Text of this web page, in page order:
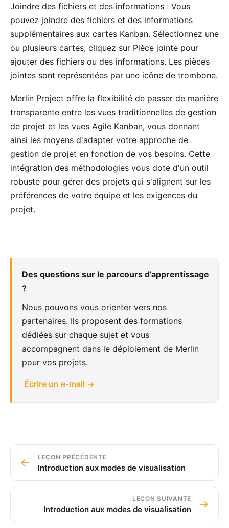
Joindre des fichiers et des informations : Vous
pouvez joindre des fichiers et des informations
supplémentaires aux cartes Kanban. Sélectionnez une
ou plusieurs cartes, cliquez sur Pièce jointe pour
ajouter des fichiers ou des informations. Les pièces
jointes sont représentées par une icône de trombone.
Merlin Project offre la flexibilité de passer de manière
transparente entre les vues traditionnelles de gestion
de projet et les vues Agile Kanban, vous donnant
ainsi les moyens d'adapter votre approche de
gestion de projet en fonction de vos besoins. Cette
intégration des méthodologies vous dote d'un outil
robuste pour gérer des projets qui s'alignent sur les
préférences de votre équipe et les exigences du
projet.
Des questions sur le parcours d’apprentissage
?
Nous pouvons vous orienter vers nos
partenaires. Ils proposent des formations
dédiées sur chaque sujet et vous
accompagnent dans le déploiement de Merlin
pour vos projets.
Écrire un e-mail →
← LEÇON PRÉCÉDENTE
Introduction aux modes de visualisation
LEÇON SUIVANTE
Introduction aux modes de visualisation →